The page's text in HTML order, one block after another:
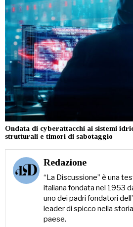
Ondata di cyberattacchi ai sistemi
strutturali e timori di sabotaggio
Redazione
“La Discussione” è una
italiana fondata nel 1953
uno dei padri fondatori
leader di spicco nella
paese.